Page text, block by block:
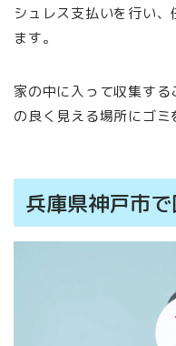
シュレス支払いを行い
ます。
家の中に入って収集す
の良く見える場所にゴミ
兵庫県神戸市